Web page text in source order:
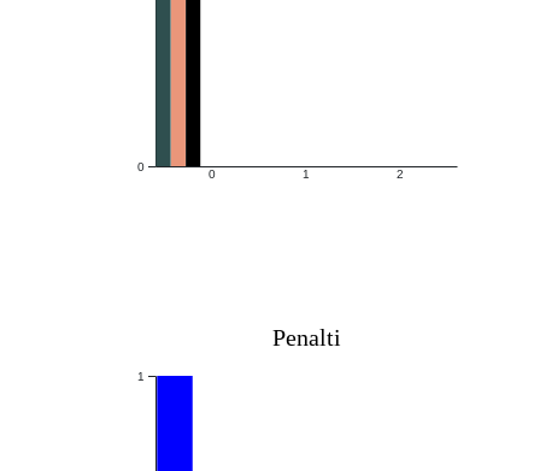
0 1 2
0
1
Penalti